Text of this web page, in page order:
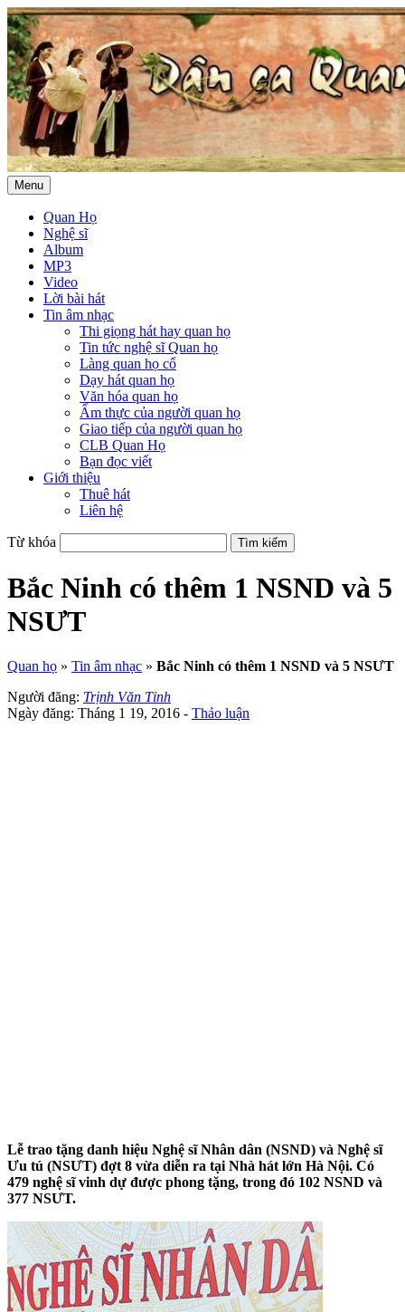
Menu
Quan Họ
Nghệ sĩ
Album
MP3
Video
Lời bài hát
Tin âm nhạc
Thi giọng hát hay quan họ
Tin tức nghệ sĩ Quan họ
Làng quan họ cổ
Dạy hát quan họ
Văn hóa quan họ
Ẩm thực của người quan họ
Giao tiếp của người quan họ
CLB Quan Họ
Bạn đọc viết
Giới thiệu
Thuê hát
Liên hệ
Từ khóa
Bắc Ninh có thêm 1 NSND và 5
NSƯT
Quan họ » Tin âm nhạc » Bắc Ninh có thêm 1 NSND và 5 NSƯT
Người đăng: Trịnh Văn Tỉnh
Ngày đăng: Tháng 1 19, 2016 - Thảo luận
Lễ trao tặng danh hiệu Nghệ sĩ Nhân dân (NSND) và Nghệ sĩ
Ưu tú (NSƯT) đợt 8 vừa diễn ra tại Nhà hát lớn Hà Nội. Có
479 nghệ sĩ vinh dự được phong tặng, trong đó 102 NSND và
377 NSƯT.